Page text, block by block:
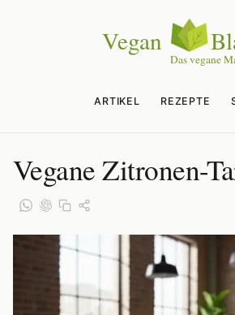
ARTIKEL REZEPTE
Vegane Zitronen-